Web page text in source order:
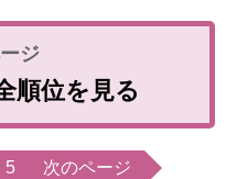
順位を見る
5 次のページ